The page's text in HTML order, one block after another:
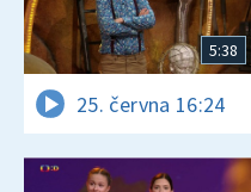
5:38
25. června 16:24